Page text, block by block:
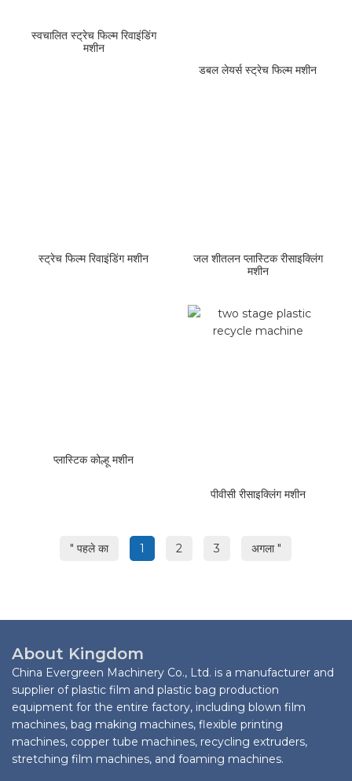
स्वचालित स्ट्रेच फिल्म रिवाइंडिंग
मशीन
डबल लेयर्स स्ट्रेच फिल्म मशीन
स्ट्रेच फिल्म रिवाइंडिंग मशीन
जल शीतलन प्लास्टिक रीसाइक्लिंग
मशीन
प्लास्टिक कोल्हू मशीन
पीवीसी रीसाइक्लिंग मशीन
" पहले का 1 2 3 अगला "
About Kingdom
China Evergreen Machinery Co., Ltd. is a manufacturer and
supplier of plastic film and plastic bag production
equipment for the entire factory, including blown film
machines, bag making machines, flexible printing
machines, copper tube machines, recycling extruders,
stretching film machines, and foaming machines.